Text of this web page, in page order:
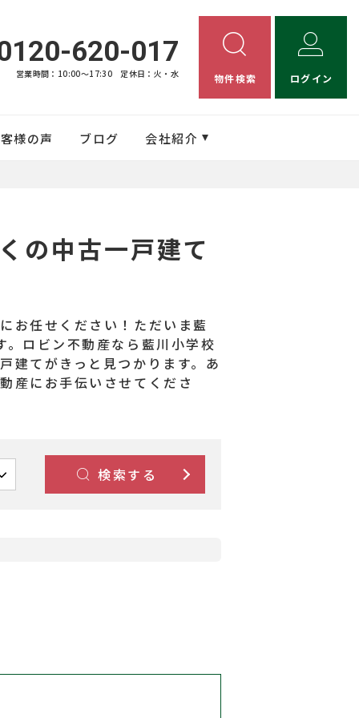
620-017
営業時間：10:00〜17:30 定休日：火・水 物件検索 ログイン
様の声 ブログ 会社紹介
の中古一戸建て
お任せください！ただいま藍
ロビン不動産なら藍川小学校
建てがきっと見つかります。あ
産にお手伝いさせてくださ
検索する